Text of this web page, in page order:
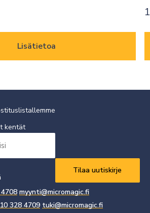
Lisätietoa
kentät
myynti@micromagic.fi
328 4709 tuki@micromagic.fi